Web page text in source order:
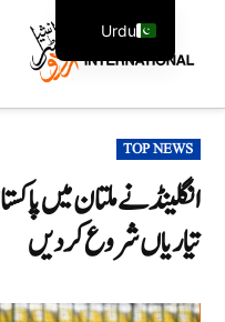
POSTED
IN
TOP NEWS
انگلینڈ نے ملتان میں
تیاریاں شروع کر دیں
Urdu
English